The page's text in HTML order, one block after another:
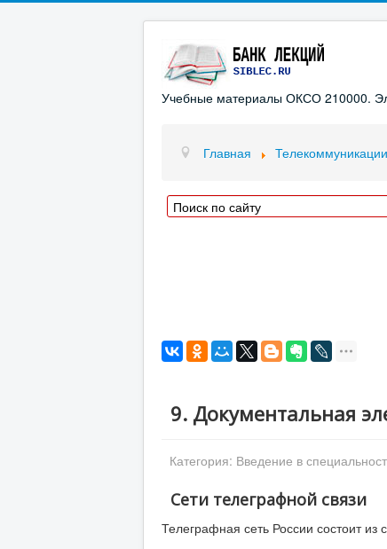
Учебные материалы ОКСО 210000.
Главная Телекоммуникации
9. Документальная
Категория: Введение в
Сети телеграфной связи
Телеграфная сеть России состоит